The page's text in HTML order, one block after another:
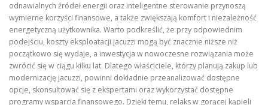
odnawialnych źródeł energii oraz inteligentne sterowanie przynoszą
wymierne korzyści finansowe, a także zwiększają komfort i niezależność
energetyczną użytkownika. Warto podkreślić, że przy odpowiednim
podejściu, koszty eksploatacji jacuzzi mogą być znacznie niższe niż
początkowo się wydaje, a inwestycja w nowoczesne rozwiązania może
zwrócić się w ciągu kilku lat. Dlatego właściciele, którzy planują zakup lub
modernizację jacuzzi, powinni dokładnie przeanalizować dostępne
opcje, skonsultować się z ekspertami oraz wykorzystać dostępne
programy wsparcia finansowego. Dzięki temu, relaks w gorącej kąpieli